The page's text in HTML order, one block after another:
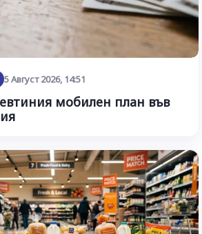
5 Август 2026, 14:51
мобилен план във